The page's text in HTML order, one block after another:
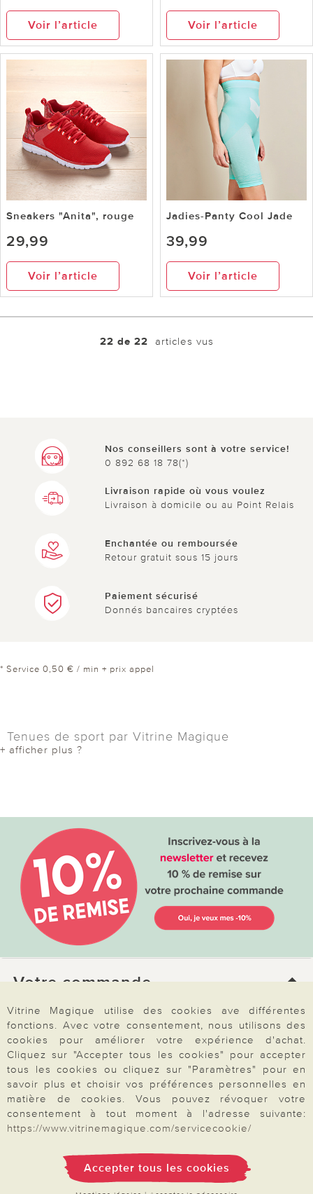
Voir l’article Voir l’article
Sneakers "Anita", rouge
29,99
Voir l’article
Jadies-Panty Cool Jade
39,99
Voir l’article
22 de 22 articles vus
Nos conseillers sont à votre service!
0 892 68 18 78(*)
Livraison rapide où vous voulez
Livraison à domicile ou au Point Relais
Enchantée ou remboursée
Retour gratuit sous 15 jours
Paiement sécurisé
Donnés bancaires cryptées
* Service 0,50 € / min + prix appel
Tenues de sport par Vitrine Magique
+ afficher plus ?
Votre commande
FAQ
Mon compte
Inscription Newsletter
Demande de catalogue
Données personnelles
Droit de rétractation
Rétractation
Vitrine Magique utilise des cookies ave différentes
fonctions. Avec votre consentement, nous utilisons des
cookies pour améliorer votre expérience d'achat.
Cliquez sur "Accepter tous les cookies" pour accepter
tous les cookies ou cliquez sur "Paramètres" pour en
savoir plus et choisir vos préférences personnelles en
matière de cookies. Vous pouvez révoquer votre
consentement à tout moment à l'adresse suivante:
https://www.vitrinemagique.com/servicecookie/
Accepter tous les cookies